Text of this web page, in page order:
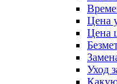
Цена
Цена
Уход